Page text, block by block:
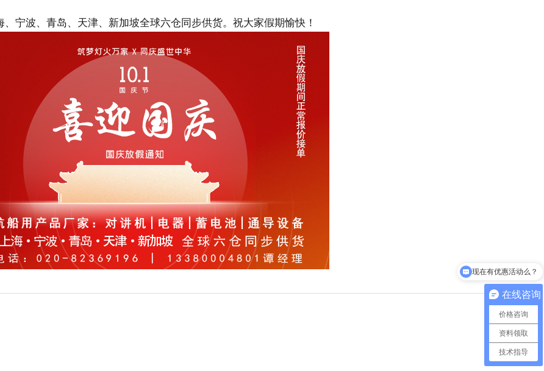
、宁波、青岛、天津、新加坡全球六仓同步供货。祝大家假期愉快！
在线咨询
价格咨询
资料领取
技术指导
可以介绍下你们的产品么？